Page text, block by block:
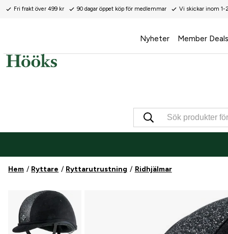
Fri frakt över 499 kr 90 dagar öppet köp för medlemmar Vi skickar inom 1-
Nyheter Member Deals
Hem Ryttare Ryttarutrustning Ridhjälmar